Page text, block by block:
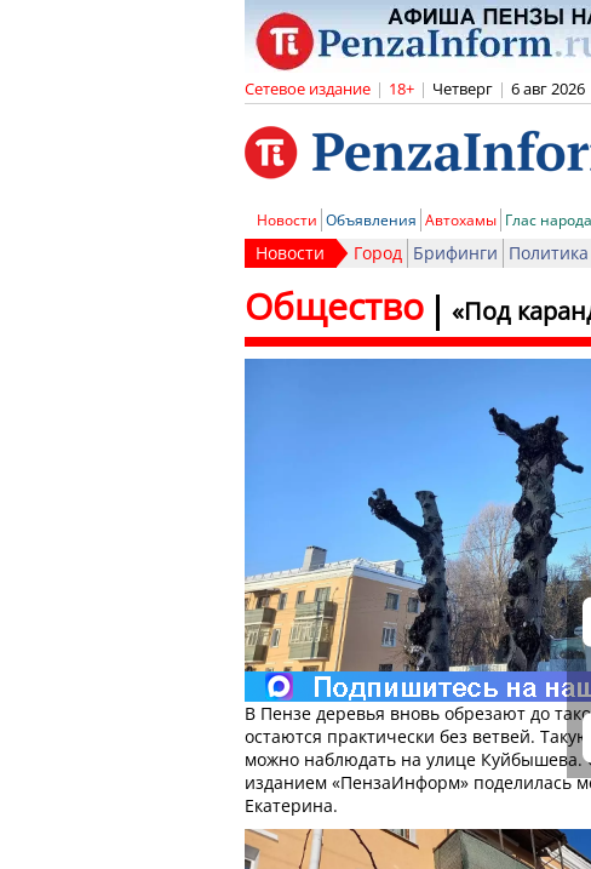
Сетевое издание | 18+ | Четверг | 6 авг 2026
Новости Объявления Автохамы Глас народа
Новости Город Брифинги Политика
«Под
Общество
В Пензе деревья вновь обрезают до
остаются практически без ветвей.
можно наблюдать на улице Куйбышева.
изданием «ПензаИнформ» поделилась
Екатерина.